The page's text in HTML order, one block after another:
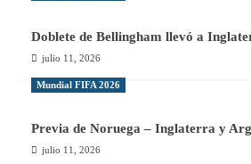
Doblete de Bellingham llevó a
julio 11, 2026
Mundial FIFA 2026
Previa de Noruega – Inglaterra y
julio 11, 2026